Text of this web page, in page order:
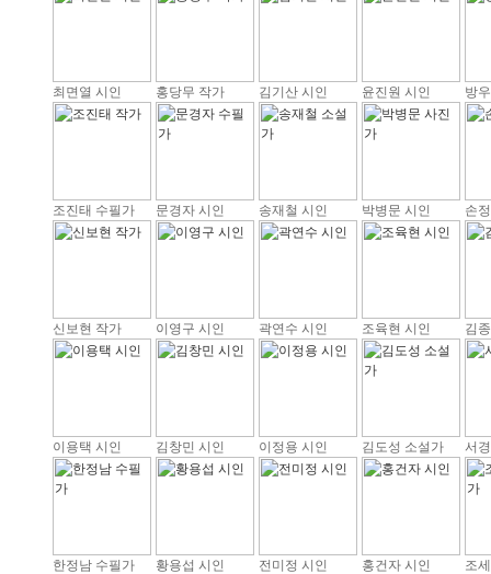
최면열 시인 홍당무 작가 김기산 시인 윤진원 시인 방
조진태 수필가 문경자 시인 송재철 시인 박병문 시인 손
신보현 작가 이영구 시인 곽연수 시인 조육현 시인 김
이용택 시인 김창민 시인 이정용 시인 김도성 소설가 서
한정남 수필가 황용섭 시인 전미정 시인 홍건자 시인 조